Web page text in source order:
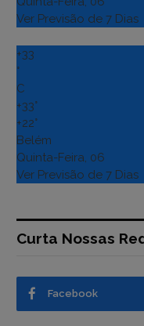
Ver Previsão de 7 Dias
+33
°
C
+33°
+22°
Belém
Quinta-Feira, 06
Ver Previsão de 7 Dias
Curta Nossas
Facebook